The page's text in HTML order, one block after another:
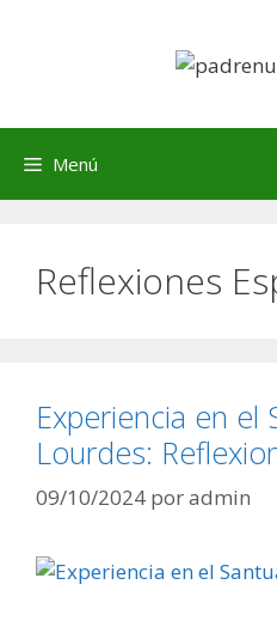
Menú
Reflexiones
Experiencia en el
Lourdes:
09/10/2024 poradmin